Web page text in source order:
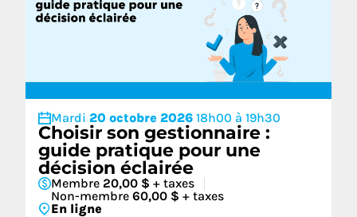
Mardi 20 octobre 2026 18h00 à 19h30
Choisir son gestionnaire :
guide pratique pour une
décision éclairée
Membre 20,00 $ + taxes
Non-membre 60,00 $ + taxes
En ligne